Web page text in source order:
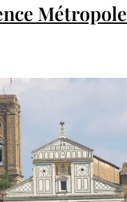
Métropole